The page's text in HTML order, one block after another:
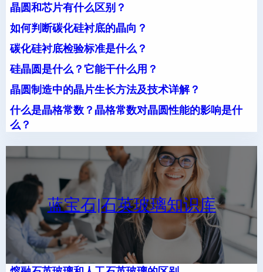
晶圆和芯片有什么区别？
如何判断碳化硅衬底的晶向？
碳化硅衬底检验标准是什么？
硅晶圆是什么？它能干什么用？
晶圆制造中的晶片生长方法及技术详解？
什么是晶格常数？晶格常数对晶圆性能的影响是什
么？
蓝宝石|石英玻璃知识库